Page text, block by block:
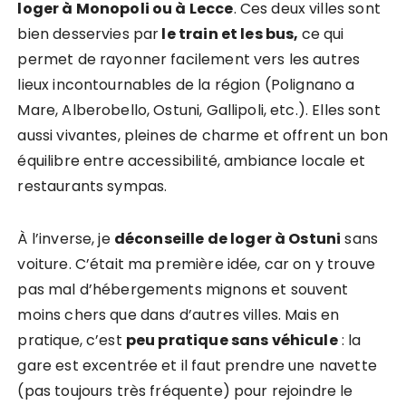
loger à Monopoli ou à Lecce. Ces deux villes sont
bien desservies parle train et les bus, ce qui
permet de rayonner facilement vers les autres
lieux incontournables de la région (Polignano a
Mare, Alberobello, Ostuni, Gallipoli, etc.). Elles sont
aussi vivantes, pleines de charme et offrent un bon
équilibre entre accessibilité, ambiance locale et
restaurants sympas.
À l’inverse, je déconseille de loger à Ostuni sans
voiture. C’était ma première idée, car on y trouve
pas mal d’hébergements mignons et souvent
moins chers que dans d’autres villes. Mais en
pratique, c’est peu pratique sans véhicule: la
gare est excentrée et il faut prendre une navette
(pas toujours très fréquente) pour rejoindre le